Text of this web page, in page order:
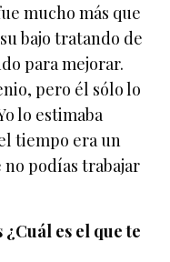
mucho más que
bajo tratando de
para mejorar.
pero él sólo lo
lo estimaba
tiempo era un
podías trabajar
es el que te